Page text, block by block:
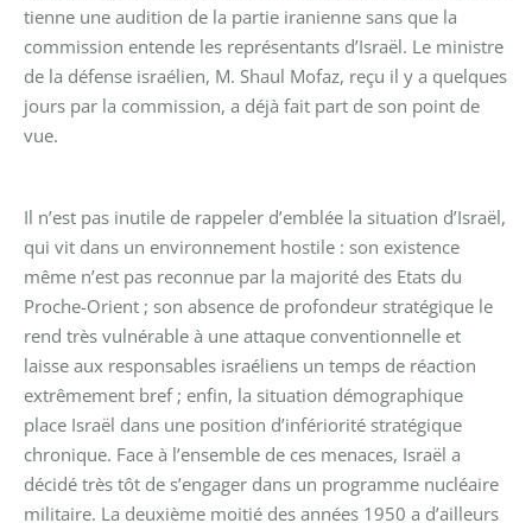
tienne une audition de la partie iranienne sans que la
commission entende les représentants d’Israël. Le ministre
de la défense israélien, M. Shaul Mofaz, reçu il y a quelques
jours par la commission, a déjà fait part de son point de
vue.
Il n’est pas inutile de rappeler d’emblée la situation d’Israël,
qui vit dans un environnement hostile : son existence
même n’est pas reconnue par la majorité des Etats du
Proche-Orient ; son absence de profondeur stratégique le
rend très vulnérable à une attaque conventionnelle et
laisse aux responsables israéliens un temps de réaction
extrêmement bref ; enfin, la situation démographique
place Israël dans une position d’infériorité stratégique
chronique. Face à l’ensemble de ces menaces, Israël a
décidé très tôt de s’engager dans un programme nucléaire
militaire. La deuxième moitié des années 1950 a d’ailleurs